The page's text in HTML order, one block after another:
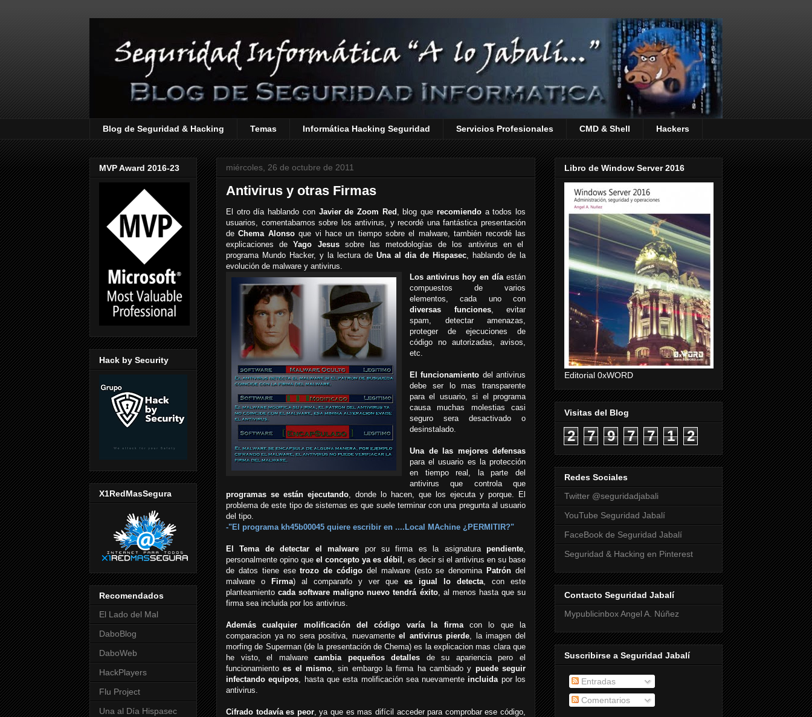
Blog de Seguridad & Hacking Temas Informática Hacking Seguridad Servicios Profesionales CMD & Shell Hackers
miércoles, 26 de octubre de 2011
Antivirus y otras Firmas
El otro día hablando con Javier de Zoom Red , blog que recomiendoa todos los
usuarios, comentabamos sobre los antivirus, y recordé una fantástica presentación
deChema Alonsoque vi hace un tiempo sobre el malware, también recordé las
explicaciones deYago Jesussobre las metodologías de los antivirus en el
programa Mundo Hacker, y la lectura de Una al dia de Hispasec , hablando de la
evolución de malware y antivirus.
Los antivirus hoy en díaestán
compuestos de varios
elementos, cada uno con
diversas funciones, evitar
spam, detectar amenazas,
proteger de ejecuciones de
código no autorizadas, avisos,
etc.
El funcionamiento del antivirus
debe ser lo mas transparente
para el usuario, si el programa
causa muchas molestias casi
seguro sera desactivado o
desinstalado.
Una de las mejores defensas
para el usuario es la protección
en tiempo real, la parte del
antivirus que controla que
programas se están ejecutando , donde lo hacen, que los ejecuta y porque. El
problema de este tipo de sistemas es que suele terminar con una pregunta al usuario
del tipo.
-"El programa kh45b00045 quiere escribir en ....Local MAchine ¿PERMITIR?"
El Tema de detectar el malware por su firma es la asignatura pendiente
personalmente opino queel concepto ya es débil
, es decir si el antivirus en su base
de datos tiene esetrozo de código del malware (esto se denomina Patróndel
malware o
Firma) al compararlo y ver que es igual lo detecta , con este
planteamientocada software maligno nuevo tendrá éxito, al menos hasta que su
firma sea incluida por los antivirus.
Además cualquier molificación del código varía la firmacon lo que la
comparacion ya no sera positiva, nuevamenteel antivirus pierde , la imagen del
morfing de Superman (de la presentación de Chema) es la explicacion mas clara que
he visto, el malwarecambia pequeños detalles de su apariencia pero el
funcionamientoes el mismo , sin embargo la firma ha cambiado y puede seguir
infectando equipos , hasta que esta molificación sea nuevamente incluida por los
antivirus.
Cifrado todavía es peor, ya que es mas difícil acceder para comprobar ese código,
MVP Award 2016-23
Hack by Security
X1RedMasSegura
Recomendados
El Lado del Mal
DaboBlog
DaboWeb
HackPlayers
Flu Project
Una al Día Hispasec
Libro de Window Server 2016
Editorial 0xWORD
Visitas del Blog
2 7 9 7 7 1 2
Redes Sociales
Twitter @seguridadjabali
YouTube Seguridad Jabalí
FaceBook de Seguridad Jabalí
Seguridad & Hacking en Pinterest
Contacto Seguridad Jabalí
Mypublicinbox Angel A. Núñez
Suscribirse a Seguridad Jabalí
Entradas
Comentarios